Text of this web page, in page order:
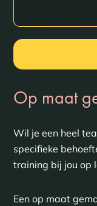
Op maat
Wil je een heel
specifieke
training bij jou op
Een op maat